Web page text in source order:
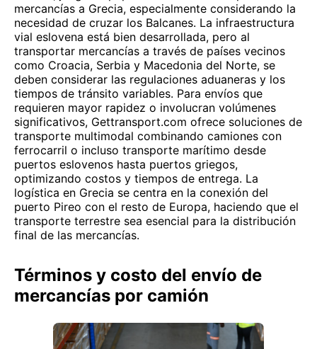
mercancías a Grecia, especialmente considerando la
necesidad de cruzar los Balcanes. La infraestructura
vial eslovena está bien desarrollada, pero al
transportar mercancías a través de países vecinos
como Croacia, Serbia y Macedonia del Norte, se
deben considerar las regulaciones aduaneras y los
tiempos de tránsito variables. Para envíos que
requieren mayor rapidez o involucran volúmenes
significativos, Gettransport.com ofrece soluciones de
transporte multimodal combinando camiones con
ferrocarril o incluso transporte marítimo desde
puertos eslovenos hasta puertos griegos,
optimizando costos y tiempos de entrega. La
logística en Grecia se centra en la conexión del
puerto Pireo con el resto de Europa, haciendo que el
transporte terrestre sea esencial para la distribución
final de las mercancías.
Términos y costo del envío de
mercancías por camión